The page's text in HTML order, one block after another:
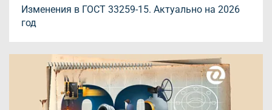
Изменения в ГОСТ 33259-15. Актуально на 2026
год